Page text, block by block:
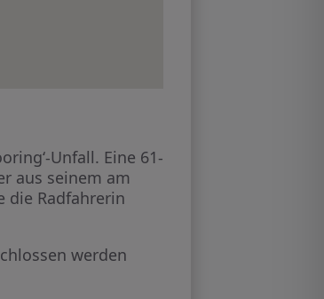
Unfall. Eine 61-
aus seinem am
die Radfahrerin
werden